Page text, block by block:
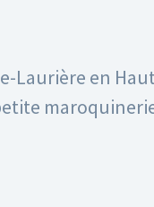
Laurière en